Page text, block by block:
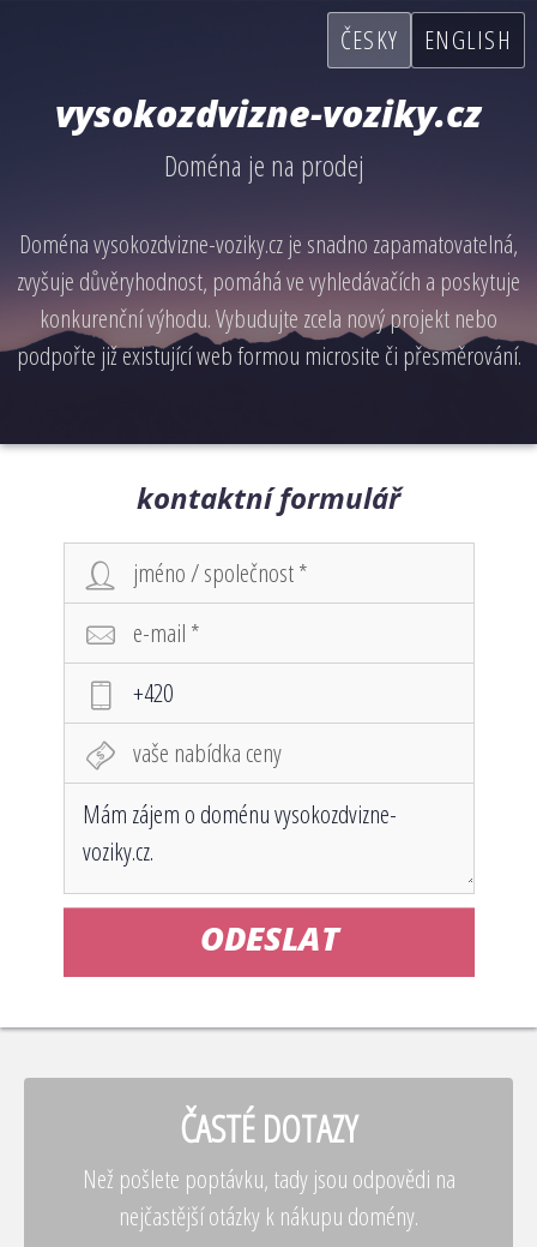
ČESKY ENGLISH
vysokozdvizne-voziky.cz
Doména je na prodej
Doména vysokozdvizne-voziky.cz je snadno zapamatovatelná,
zvyšuje důvěryhodnost, pomáhá ve vyhledávačích a poskytuje
konkurenční výhodu. Vybudujte zcela nový projekt nebo
podpořte již existující web formou microsite či přesměrování.
kontaktní formulář
ODESLAT
ČASTÉ DOTAZY
Než pošlete poptávku, tady jsou odpovědi na
nejčastější otázky k nákupu domény.